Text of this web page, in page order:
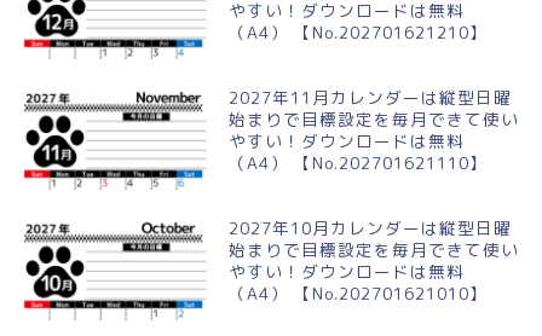
やすい！ダウンロードは無料
（A4） 【No.202701621210】
2027年11月カレンダーは縦型日曜
始まりで目標設定を毎月できて使い
やすい！ダウンロードは無料
（A4） 【No.202701621110】
2027年10月カレンダーは縦型日曜
始まりで目標設定を毎月できて使い
やすい！ダウンロードは無料
（A4） 【No.202701621010】